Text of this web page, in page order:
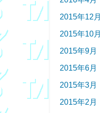
2015年12月
2015年10月
2015年9月
2015年6月
2015年3月
2015年2月